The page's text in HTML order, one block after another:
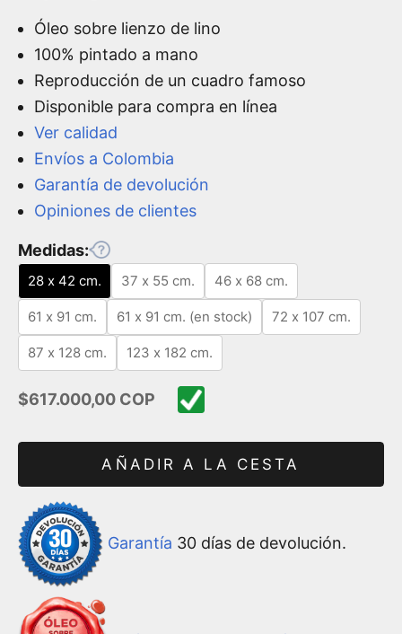
Óleo sobre lienzo de lino
100% pintado a mano
Reproducción de un cuadro famoso
Disponible para compra en línea
Ver calidad
Envíos a Colombia
Garantía de devolución
Opiniones de clientes
Medidas:
28 x 42 cm. 37 x 55 cm. 46 x 68 cm.
61 x 91 cm. 61 x 91 cm. (en stock) 72 x 107 cm.
87 x 128 cm. 123 x 182 cm.
Precio de oferta
$617.000,00 COP
AÑADIR A LA CESTA
Garantía 30 días de devolución.